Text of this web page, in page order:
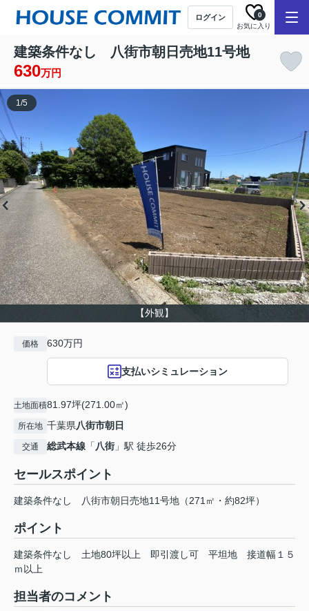
ログイン
お気に入り
0
建築条件なし 八街市朝日売地11号地
630万円
【外観】
1/5
価格 630万円
支払いシミュレーション
土地面積81.97坪(271.00㎡)
所在地 千葉県八街市朝日
交通 総武本線 「八街」駅 徒歩26分
セールスポイント
建築条件なし 八街市朝日売地11号地（271㎡・約82坪）
ポイント
建築条件なし 土地80坪以上 即引渡し可 平坦地
接道幅１５
ｍ以上
担当者のコメント